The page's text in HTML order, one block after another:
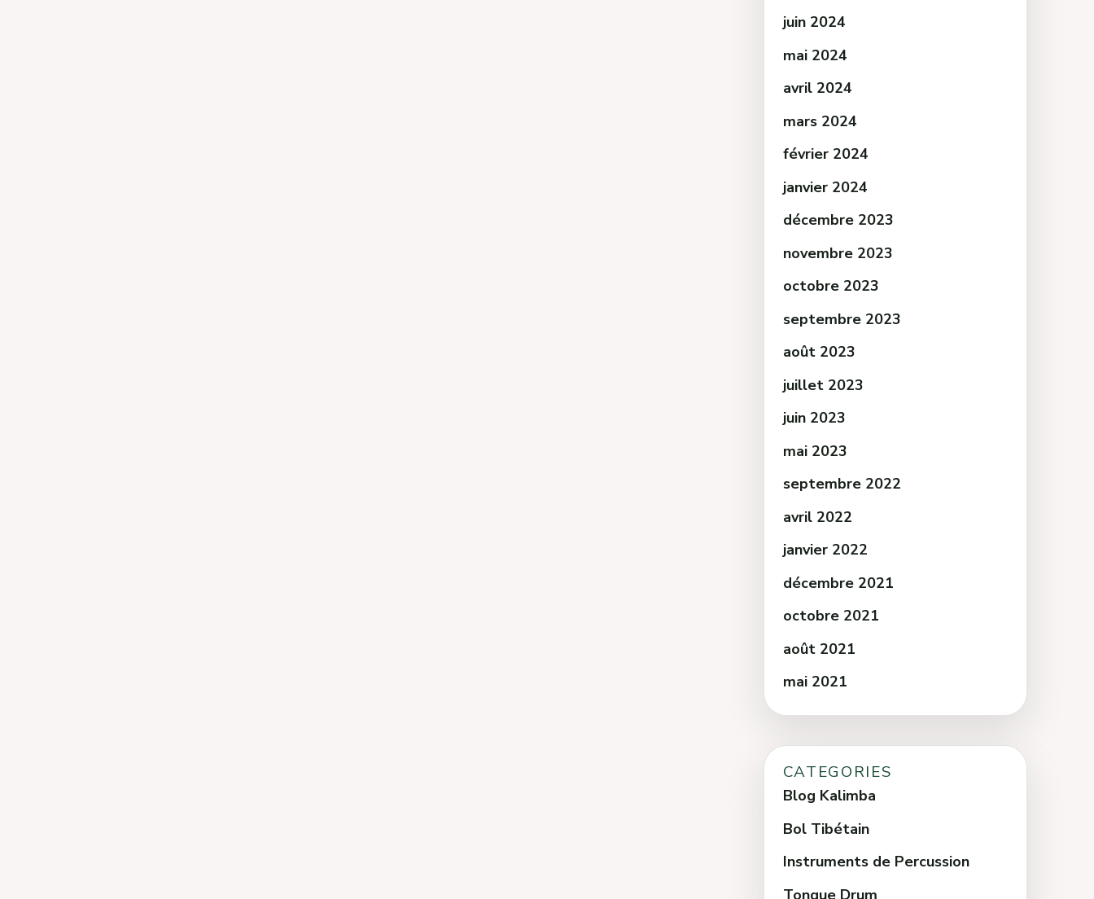
juin 2024
mai 2024
avril 2024
mars 2024
février 2024
janvier 2024
décembre 2023
novembre 2023
octobre 2023
septembre 2023
août 2023
juillet 2023
juin 2023
mai 2023
septembre 2022
avril 2022
janvier 2022
décembre 2021
octobre 2021
août 2021
mai 2021
CATEGORIES
Blog Kalimba
Bol Tibétain
Instruments de Percussion
Tongue Drum